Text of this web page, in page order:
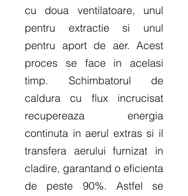
cu doua ventilatoare, unul
pentru extractie si unul
pentru aport de aer. Acest
proces se face in acelasi
timp. Schimbatorul de
caldura cu flux incrucisat
recupereaza energia
continuta in aerul extras si il
transfera aerului furnizat in
cladire, garantand o eficienta
de peste 90%. Astfel se